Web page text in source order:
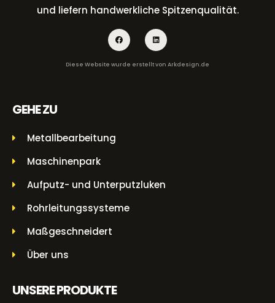
und liefern handwerkliche Spitzenqualität.
Diese Website wurde erstellt von Arkdesign.de
GEHE ZU
Metallbearbeitung
Maschinenpark
Aufputz- und Unterputzluken
Rohrleitungssysteme
Maßgeschneidert
Über uns
UNSERE PRODUKTE